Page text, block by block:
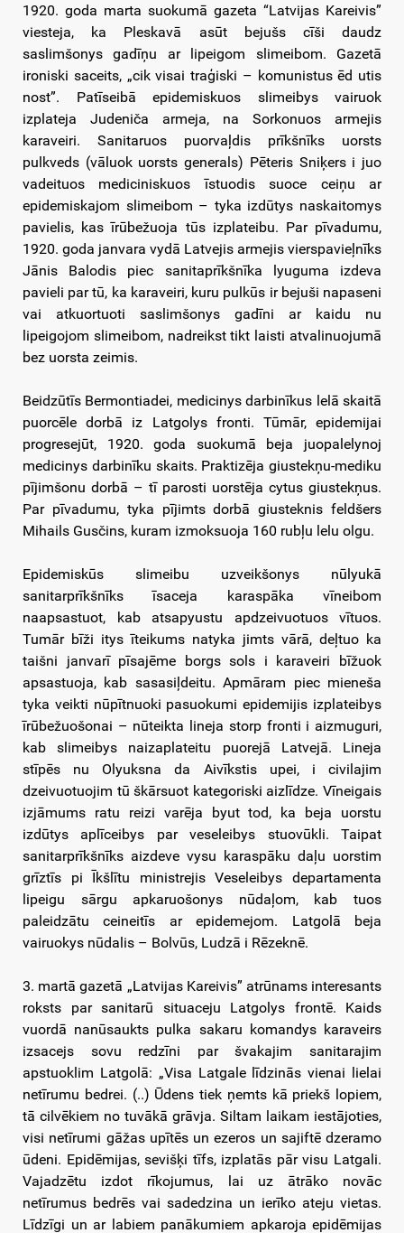
1920. goda marta suokumā gazeta “Latvijas Kareivis”
viesteja, ka Pleskavā asūt bejušs cīši daudz
saslimšonys gadīņu ar lipeigom slimeibom. Gazetā
ironiski saceits, „cik visai traģiski – komunistus ēd utis
nost”. Patīseibā epidemiskuos slimeibys vairuok
izplateja Judeniča armeja, na Sorkonuos armejis
karaveiri. Sanitaruos puorvaļdis prīkšnīks uorsts
pulkveds (vāluok uorsts generals) Pēteris Sniķers i juo
vadeituos mediciniskuos īstuodis suoce ceiņu ar
epidemiskajom slimeibom – tyka izdūtys naskaitomys
pavielis, kas īrūbežuoja tūs izplateibu. Par pīvadumu,
1920. goda janvara vydā Latvejis armejis vierspavieļnīks
Jānis Balodis piec sanitaprīkšnīka lyuguma izdeva
pavieli par tū, ka karaveiri, kuru pulkūs ir bejuši napaseni
vai atkuortuoti saslimšonys gadīni ar kaidu nu
lipeigojom slimeibom, nadreikst tikt laisti atvalinuojumā
bez uorsta zeimis.
Beidzūtīs Bermontiadei, medicinys darbinīkus lelā skaitā
puorcēle dorbā iz Latgolys fronti. Tūmār, epidemijai
progresejūt, 1920. goda suokumā beja juopalelynoj
medicinys darbinīku skaits. Praktizēja giustekņu-mediku
pījimšonu dorbā – tī parosti uorstēja cytus giustekņus.
Par pīvadumu, tyka pījimts dorbā giusteknis feldšers
Mihails Gusčins, kuram izmoksuoja 160 rubļu lelu olgu.
Epidemiskūs slimeibu uzveikšonys nūlyukā
sanitarprīkšnīks īsaceja karaspāka vīneibom
naapsastuot, kab atsapyustu apdzeivuotuos vītuos.
Tumār bīži itys īteikums natyka jimts vārā, deļtuo ka
taišni janvarī pīsajēme borgs sols i karaveiri bīžuok
apsastuoja, kab sasasiļdeitu. Apmāram piec mieneša
tyka veikti nūpītnuoki pasuokumi epidemijis izplateibys
īrūbežuošonai – nūteikta lineja storp fronti i aizmuguri,
kab slimeibys naizaplateitu puorejā Latvejā. Lineja
stīpēs nu Olyuksna da Aivīkstis upei, i civilajim
dzeivuotuojim tū škārsuot kategoriski aizlīdze. Vīneigais
izjāmums ratu reizi varēja byut tod, ka beja uorstu
izdūtys aplīceibys par veseleibys stuovūkli. Taipat
sanitarprīkšnīks aizdeve vysu karaspāku daļu uorstim
grīztīs pi Īkšlītu ministrejis Veseleibys departamenta
lipeigu sārgu apkaruošonys nūdaļom, kab tuos
paleidzātu ceineitīs ar epidemejom. Latgolā beja
vairuokys nūdalis – Bolvūs, Ludzā i Rēzeknē.
3. martā gazetā „Latvijas Kareivis” atrūnams interesants
roksts par sanitarū situaceju Latgolys frontē. Kaids
vuordā nanūsaukts pulka sakaru komandys karaveirs
izsacejs sovu redzīni par švakajim sanitarajim
apstuoklim Latgolā: „Visa Latgale līdzinās vienai lielai
netīrumu bedrei. (..) Ūdens tiek ņemts kā priekš lopiem,
tā cilvēkiem no tuvākā grāvja. Siltam laikam iestājoties,
visi netīrumi gāžas upītēs un ezeros un sajiftē dzeramo
ūdeni. Epidēmijas, sevišķi tīfs, izplatās pār visu Latgali.
Vajadzētu izdot rīkojumus, lai uz ātrāko novāc
netīrumus bedrēs vai sadedzina un ierīko ateju vietas.
Līdzīgi un ar labiem panākumiem apkaroja epidēmijas